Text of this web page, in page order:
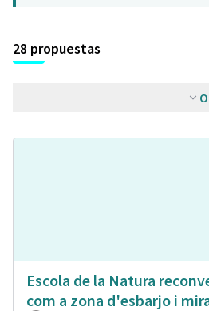
28 propuestas
Escola de la Natura
com a zona d'esbarjo i